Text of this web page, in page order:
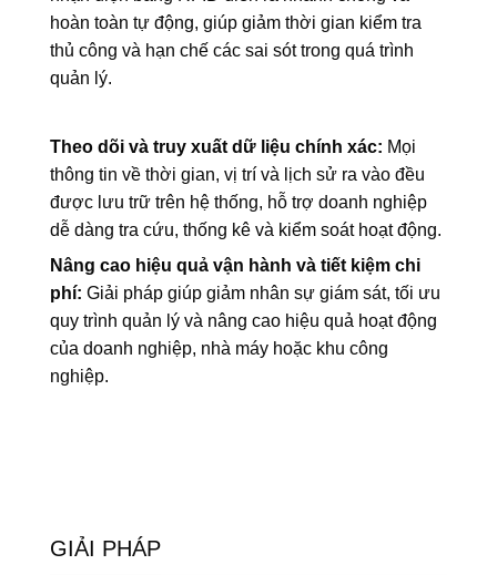
hoàn toàn tự động, giúp giảm thời gian kiểm tra
thủ công và hạn chế các sai sót trong quá trình
quản lý.
Theo dõi và truy xuất dữ liệu chính xác: Mọi
thông tin về thời gian, vị trí và lịch sử ra vào đều
được lưu trữ trên hệ thống, hỗ trợ doanh nghiệp
dễ dàng tra cứu, thống kê và kiểm soát hoạt động.
Nâng cao hiệu quả vận hành và tiết kiệm chi
phí: Giải pháp giúp giảm nhân sự giám sát, tối ưu
quy trình quản lý và nâng cao hiệu quả hoạt động
của doanh nghiệp, nhà máy hoặc khu công
nghiệp.
GIẢI PHÁP